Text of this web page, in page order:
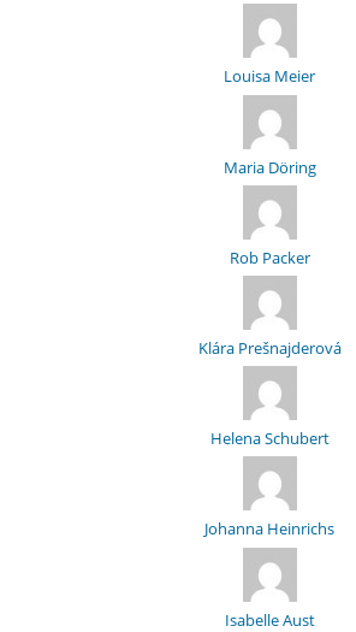
Louisa Meier
Maria Döring
Rob Packer
Klára Prešnajderová
Helena Schubert
Johanna Heinrichs
Isabelle Aust